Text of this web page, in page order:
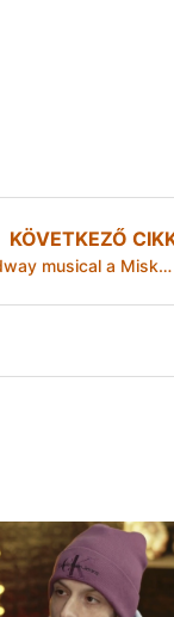
KÖVETKEZŐ
Hegedűs a háztetőn – a világhírű Broadway musical a Miskolci Nemzeti Színházban